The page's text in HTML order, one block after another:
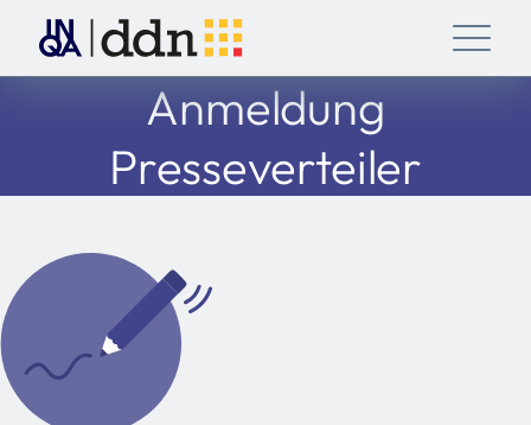
Anmeldung
Presseverteiler